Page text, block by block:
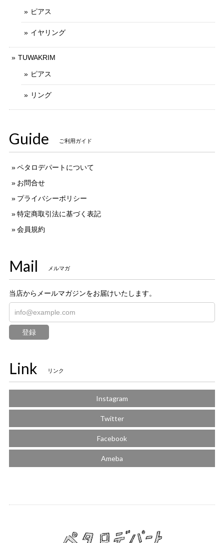
ピアス
イヤリング
TUWAKRIM
ピアス
リング
Guide ご利用ガイド
ペタロデパートについて
お問合せ
プライバシーポリシー
特定商取引法に基づく表記
会員規約
Mail メルマガ
当店からメールマガジンをお届けいたします。
登録
Link リンク
Instagram
Twitter
Facebook
Ameba